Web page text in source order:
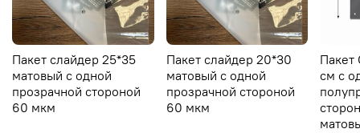
Пакет слайдер 25*35
матовый с одной
прозрачной стороной
60 мкм
Пакет слайдер 20*30
матовый с одной
прозрачной стороной
60 мкм
Пакет
см с